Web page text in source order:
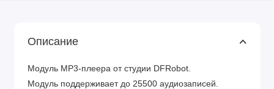
Описание
Модуль MP3-плеера от студии DFRobot.
Модуль поддерживает до 25500 аудиозаписей.